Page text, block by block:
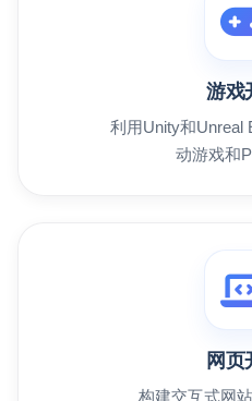
游戏
利用Unity和Unreal
动游戏和
网页
构建交互式网